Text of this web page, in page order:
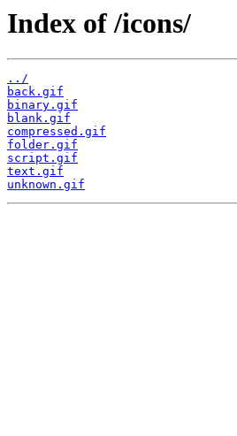
Index of /icons/
../
back.gif
binary.gif
blank.gif
compressed.gif
folder.gif
script.gif
text.gif
unknown.gif